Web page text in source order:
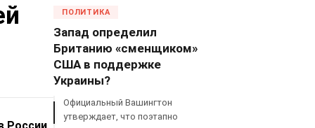
ПОЛИТИКА
Запад определил
Британию «сменщиком»
США в поддержке
Украины?
Официальный Вашингтон
утверждает, что поэтапно